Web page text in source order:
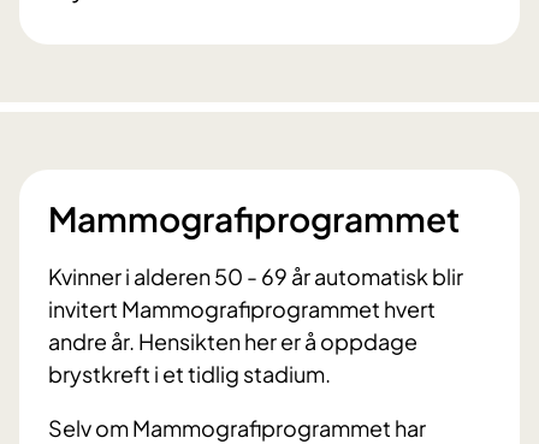
Mammografiprogrammet
Kvinner i alderen 50 - 69 år automatisk blir
invitert Mammografiprogrammet hvert
andre år. Hensikten her er å oppdage
brystkreft i et tidlig stadium.
Selv om Mammografiprogrammet har